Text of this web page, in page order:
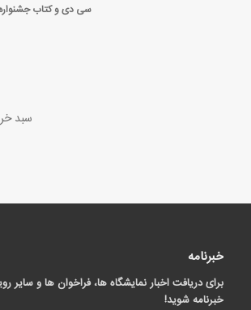
سی دی و کتاب
سبد
خبرنامه
برای دریافت اخبار نمایشگاه ها، فراخوان ها و سایر
خبرنامه شوید!